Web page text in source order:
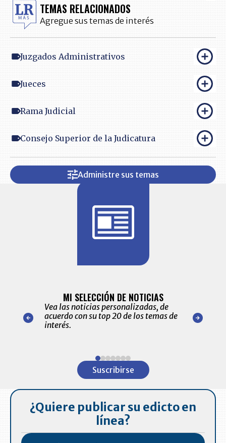
TEMAS RELACIONADOS
Agregue sus temas de interés
Juzgados Administrativos
Jueces
Rama Judicial
Consejo Superior de la Judicatura
Administre sus temas
nuestro
para
MI SELECCIÓN DE NOTICIAS
Vea las noticias personalizadas, de
acuerdo con su top 20 de los temas de
interés.
de las
Suscribirse
¿Quiere publicar su edicto en
línea?